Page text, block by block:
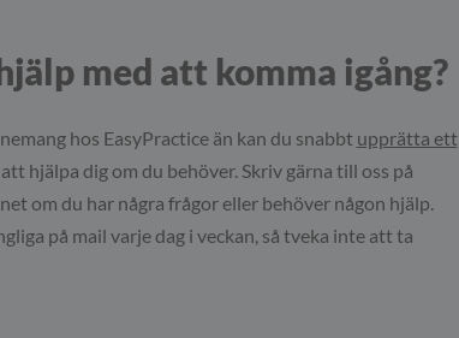
med att komma igång?
hos EasyPractice än kan du snabbt upprätta ett
hjälpa dig om du behöver. Skriv gärna till oss på
om du har några frågor eller behöver någon hjälp.
på mail varje dag i veckan, så tveka inte att ta